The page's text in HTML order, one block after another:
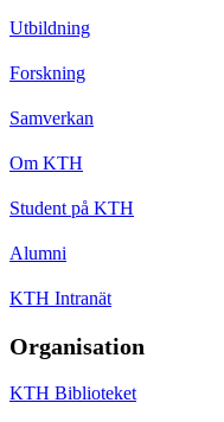
Utbildning
Forskning
Samverkan
Om KTH
Student på KTH
Alumni
KTH Intranät
Organisation
KTH Biblioteket